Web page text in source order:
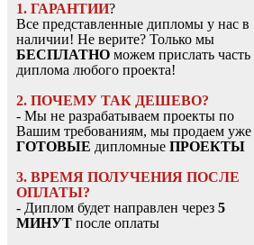
1. ГАРАНТИИ?
Все представленные дипломы у нас в
наличии! Не верите? Только мы
БЕСПЛАТНО можем прислать часть
диплома любого проекта!
2. ПОЧЕМУ ТАК ДЕШЕВО?
- Мы не разрабатываем проекты по
Вашим требованиям, мы продаем уже
ГОТОВЫЕ дипломные ПРОЕКТЫ
3. ВРЕМЯ ПОЛУЧЕНИЯ ПОСЛЕ
ОПЛАТЫ?
- Диплом будет направлен через 5
МИНУТ после оплаты